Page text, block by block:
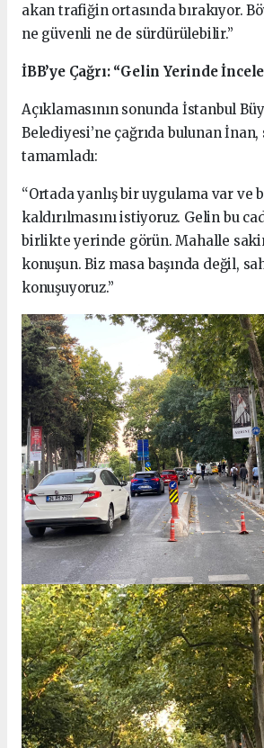
akan trafiğin ortasında bırakıyor.
ne güvenli ne de sürdürülebilir.”
İBB’ye Çağrı: “Gelin Yerinde
Açıklamasının sonunda İstanbul
Belediyesi’ne çağrıda bulunan
tamamladı:
“Ortada yanlış bir uygulama var ve
kaldırılmasını istiyoruz. Gelin bu
birlikte yerinde görün. Mahalle
konuşun. Biz masa başında değil,
konuşuyoruz.”